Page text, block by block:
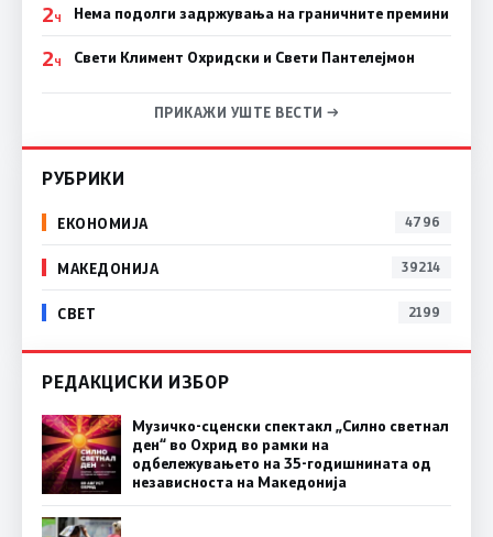
2Ч Нема подолги задржувања на граничните премини
2Ч Свети Климент Охридски и Свети Пантелејмон
ПРИКАЖИ УШТЕ ВЕСТИ →
РУБРИКИ
ЕКОНОМИЈА 4796
МАКЕДОНИЈА 39214
СВЕТ 2199
РЕДАКЦИСКИ ИЗБОР
Музичко-сценски спектакл „Силно светнал
ден“ во Охрид во рамки на
одбележувањето на 35-годишнината од
независноста на Македонија